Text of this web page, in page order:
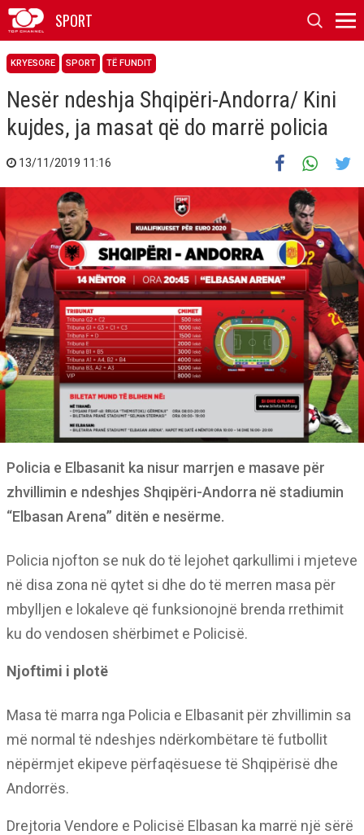
SPORT
KRYESORE SPORT TË FUNDIT
Nesër ndeshja Shqipëri-Andorra/ Kini
kujdes, ja masat që do marrë policia
13/11/2019 11:16
Policia e Elbasanit ka nisur marrjen e masave për
zhvillimin e ndeshjes Shqipëri-Andorra në stadiumin
“Elbasan Arena” ditën e nesërme.
Policia njofton se nuk do të lejohet qarkullimi i mjeteve
në disa zona në qytet si dhe do të merren masa për
mbylljen e lokaleve që funksionojnë brenda rrethimit
ku do vendosen shërbimet e Policisë.
Njoftimi i plotë
Masa të marra nga Policia e Elbasanit për zhvillimin sa
më normal të ndeshjes ndërkombëtare të futbollit
nëpërmjet ekipeve përfaqësuese të Shqipërisë dhe
Andorrës.
Drejtoria Vendore e Policisë Elbasan ka marrë një sërë